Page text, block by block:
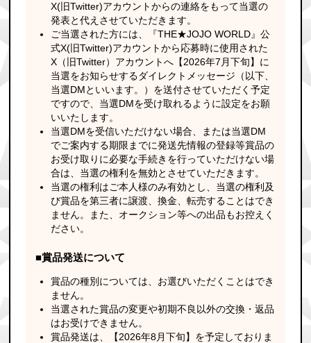
X(旧Twitter)アカウントからの連絡をもって当選の
発表と代えさせていただきます。
ご当選された方には、『THE★JOJO WORLD』公
式X(旧Twitter)アカウントから応募時に使用された
X（旧Twitter）アカウントへ【2026年7月下旬】に
当選をお知らせするダイレクトメッセージ（以下、
当選DMといいます。）を送付させていただく予定
ですので、当選DMを受け取れるように設定をお願
いいたします。
当選DMを受信いただけない場合、または当選DM
でご案内する期限までに発送先情報の登録等賞品の
お受け取りに必要な手続きを行っていただけない場
合は、当選の権利を無効とさせていただきます。
当選の権利はご本人様のみ有効とし、当選の権利及
び賞品を第三者に譲渡、換金、転売することはでき
ません。また、オークション等への出品もお控えく
ださい。
■賞品発送について
賞品の種別については、お選びいただくことはでき
ません。
当選された賞品の変更や初期不良以外の交換・返品
はお受けできません。
賞品発送は、【2026年8月下旬】を予定しておりま